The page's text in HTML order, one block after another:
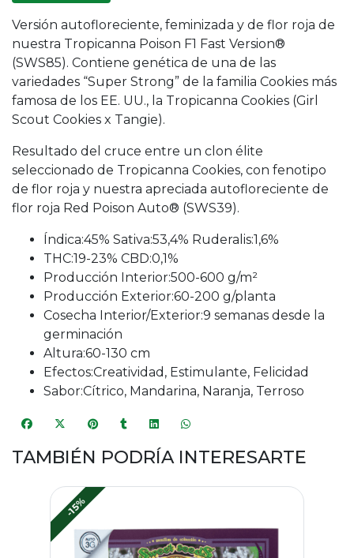
Versión autofloreciente, feminizada y de flor roja de
nuestra Tropicanna Poison F1 Fast Version®
(SWS85). Contiene genética de una de las
variedades “Super Strong” de la familia Cookies más
famosa de los EE. UU., la Tropicanna Cookies (Girl
Scout Cookies x Tangie).
Resultado del cruce entre un clon élite
seleccionado de Tropicanna Cookies, con fenotipo
de flor roja y nuestra apreciada autofloreciente de
flor roja Red Poison Auto® (SWS39).
Índica:45% Sativa:53,4% Ruderalis:1,6%
THC:19-23% CBD:0,1%
Producción Interior:500-600 g/m²
Producción Exterior:60-200 g/planta
Cosecha Interior/Exterior:9 semanas desde la
germinación
Altura:60-130 cm
Efectos:Creatividad, Estimulante, Felicidad
Sabor:Cítrico, Mandarina, Naranja, Terroso
TAMBIÉN PODRÍA INTERESARTE
-15%